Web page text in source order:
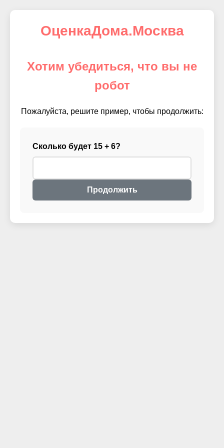
ОценкаДома.Москва
Хотим убедиться, что вы не
робот
Пожалуйста, решите пример, чтобы продолжить:
Сколько будет 15 + 6?
Продолжить